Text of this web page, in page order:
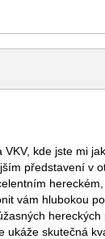
kde jste mi
představení v
vám hlubokou
ukáže skutečná